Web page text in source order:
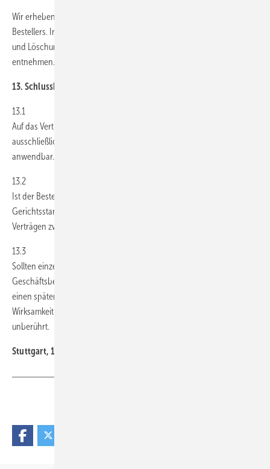
Wir erheben zur Abwicklung des jeweiligen Vertrags Daten des
Bestellers. Informationen zur Verarbeitung, Speicherung, Weitergabe
und Löschung dieser Daten sind unserer
entnehmen.
13. Schlussbestimmungen
13.1
Auf das Vertragsverhältnis zwischen GEM und dem Besteller ist
ausschließlich deutsches Recht unter Ausschluss des UN-Kaufrechts
anwendbar.
13.2
Ist der Besteller Kaufmann im Sinne des HGB, so ist Stuttgart
Gerichtsstand für alle Streitigkeiten aus oder im Zusammenhang mit
Verträgen zwischen GEM und dem Besteller.
13.3
Sollten einzelne Bestimmungen dieser Allgemeinen
Geschäftsbedingungen unwirksam sein oder die Wirksamkeit durch
einen später eintretenden Umstand verlieren, so bleibt die
Wirksamkeit dieser Allgemeinen Geschäftsbedingungen im Übrigen
unberührt.
Stuttgart, 11.03.2025